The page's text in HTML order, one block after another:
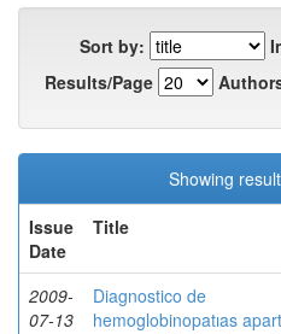
Sort by:
Results/Page
Showing
Issue
Date
Title
2009-
07-13
Diagnostico de
hemoglobinopatıas